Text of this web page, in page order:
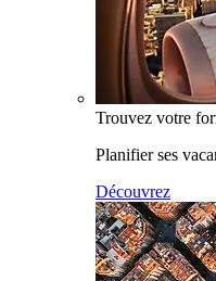
Trouvez votre
Planifier ses
Découvrez